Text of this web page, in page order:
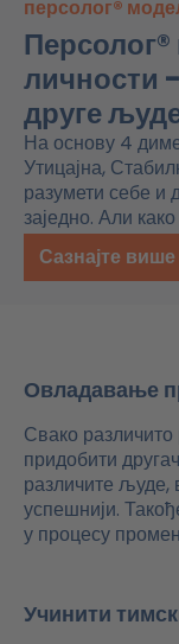
персолог®
личности
друге
На основу 4
Утицајна,
разумети себе и
заједно. Али
Сазнајте
Овладавање
Свако
придобити
различите
успешнији.
у процесу
Учинити